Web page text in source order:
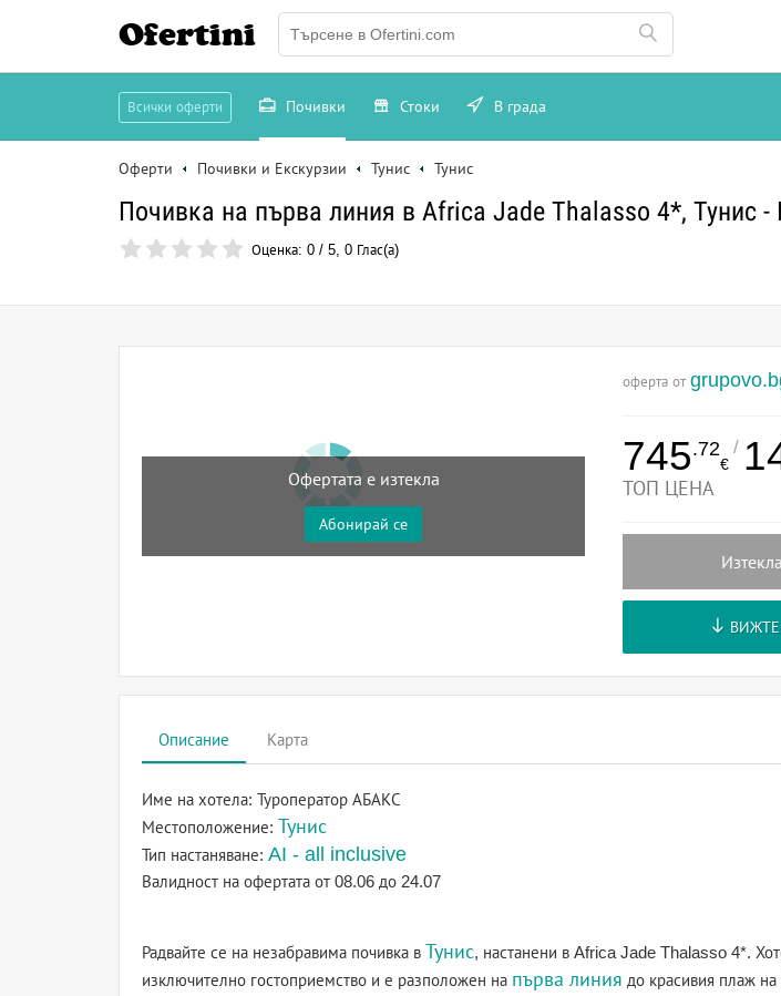
Ofertini
Всички оферти Почивки Стоки В града
Оферти Почивки и Екскурзии Тунис Тунис
Почивка на първа линия в Africa Jade Thalasso 4*, Тунис
Оценка: 0 / 5, 0 Глас(а)
Офертата е изтекла
Абонирай се
оферта от
745.72
€
/
ТОП ЦЕНА
Описание Карта
Име на хотела: Туроператор АБАКС
Местоположение: Тунис
Тип настаняване: AI - all inclusive
Валидност на офертата от 08.06 до 24.07
Радвайте се на незабравима почивка в Тунис, настанени в Africa Jade Thalasso 4*.
изключително гостоприемство и е разположен на първа линия до красивия плаж на